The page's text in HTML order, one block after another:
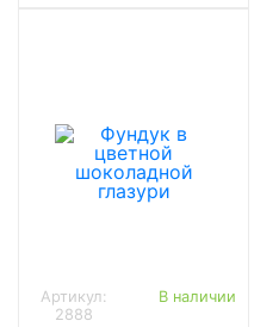
Артикул:
2888
В наличии